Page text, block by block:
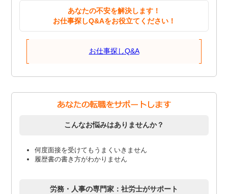
あなたの不安を解決します！
お仕事探しQ&Aをお役立てください！
お仕事探しQ&A
こんなお悩みはありませんか？
何度面接を受けてもうまくいきません
履歴書の書き方がわかりません
労務・人事の専門家：社労士がサポート